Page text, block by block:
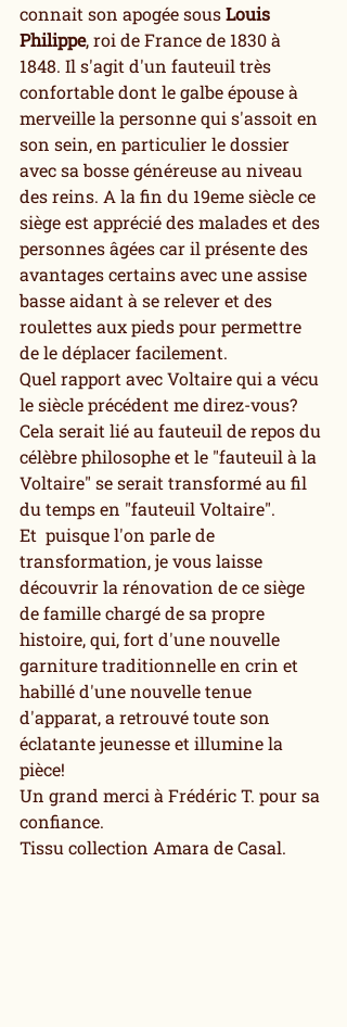
connait son apogée sous Louis
Philippe, roi de France de 1830 à
1848. Il s'agit d'un fauteuil très
confortable dont le galbe épouse à
merveille la personne qui s'assoit en
son sein, en particulier le dossier
avec sa bosse généreuse au niveau
des reins. A la fin du 19eme siècle ce
siège est apprécié des malades et des
personnes âgées car il présente des
avantages certains avec une assise
basse aidant à se relever et des
roulettes aux pieds pour permettre
de le déplacer facilement.
Quel rapport avec Voltaire qui a vécu
le siècle précédent me direz-vous?
Cela serait lié au fauteuil de repos du
célèbre philosophe et le "fauteuil à la
Voltaire" se serait transformé au fil
du temps en "fauteuil Voltaire".
Et  puisque l'on parle de
transformation, je vous laisse
découvrir la rénovation de ce siège
de famille chargé de sa propre
histoire, qui, fort d'une nouvelle
garniture traditionnelle en crin et
habillé d'une nouvelle tenue
d'apparat, a retrouvé toute son
éclatante jeunesse et illumine la
pièce!
Un grand merci à Frédéric T. pour sa
confiance.
Tissu collection Amara de Casal.